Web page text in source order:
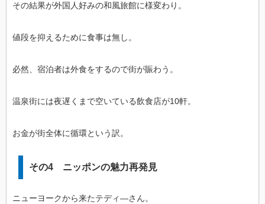
その結果が外国人好みの和風旅館に様変わり。
値段を抑えるために食事は無し。
必然、宿泊者は外食をするので街が賑わう。
温泉街には夜遅くまで空いている飲食店が10軒。
お金が街全体に循環という訳。
その4 ニッポンの魅力再発見
ニューヨークから来たテディ―さん。